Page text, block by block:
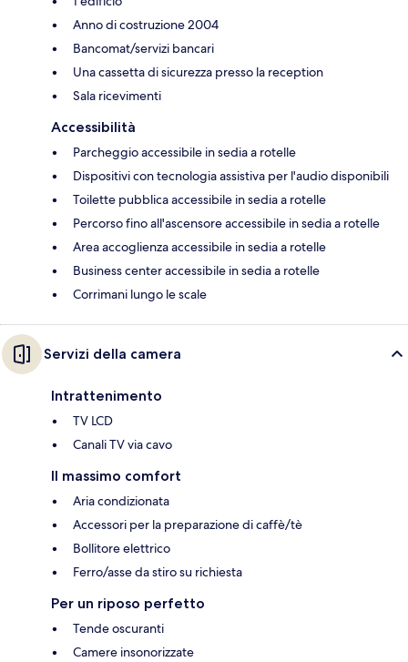
Anno di costruzione 2004
Bancomat/servizi bancari
Una cassetta di sicurezza presso la reception
Sala ricevimenti
Accessibilità
Parcheggio accessibile in sedia a rotelle
Dispositivi con tecnologia assistiva per l'audio disponibili
Toilette pubblica accessibile in sedia a rotelle
Percorso fino all'ascensore accessibile in sedia a rotelle
Area accoglienza accessibile in sedia a rotelle
Business center accessibile in sedia a rotelle
Corrimani lungo le scale
Servizi della camera
Intrattenimento
TV LCD
Canali TV via cavo
Il massimo comfort
Aria condizionata
Accessori per la preparazione di caffè/tè
Bollitore elettrico
Ferro/asse da stiro su richiesta
Per un riposo perfetto
Tende oscuranti
Camere insonorizzate